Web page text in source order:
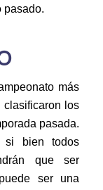
pasado.
más
clasificaron los
pasada.
si bien todos
que ser
ser una